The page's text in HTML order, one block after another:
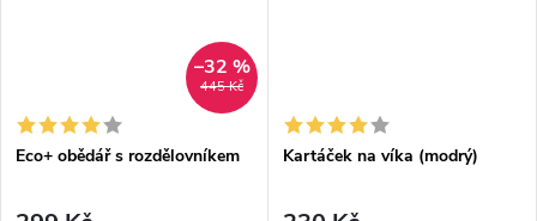
445 Kč
–32 %
Eco+ obědář s rozdělovníkem Kartáček na víka (modrý)